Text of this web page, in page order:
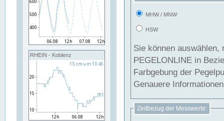
RHEIN - Koblenz
MHW / MNW
HSW
Sie können
PEGELONLINE in Beziehung
Farbgebung der
Genauere
Zeitbezug der Messwerte: